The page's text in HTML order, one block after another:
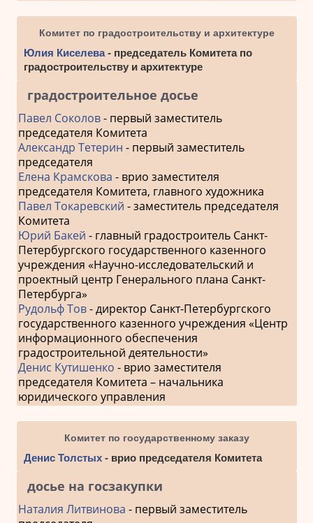
Комитет по градостроительству и архитектуре
Юлия Киселева- председатель Комитета по
градостроительству и архитектуре
градостроительное досье
Павел Соколов- первый заместитель
председателя Комитета
Александр Тетерин - первый заместитель
председателя
Елена Крамскова - врио заместителя
председателя Комитета, главного художника
Павел Токаревский - заместитель председателя
Комитета
Юрий Бакей - главный градостроитель Санкт-
Петербургского государственного казенного
учреждения «Научно-исследовательский и
проектный центр Генерального плана Санкт-
Петербурга»
Рудольф Тов- директор Санкт-Петербургского
государственного казенного учреждения «Центр
информационного обеспечения
градостроительной деятельности»
Денис Кутишенко - врио заместителя
председателя Комитета – начальника
юридического управления
Комитет по государственному заказу
Денис Толстых- врио председателя Комитета
досье на госзакупки
Наталия Литвинова - первый заместитель